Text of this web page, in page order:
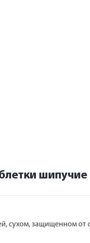
сухом, защищенном от